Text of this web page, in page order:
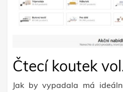
Čtecí koutek
Jak by vypadala má